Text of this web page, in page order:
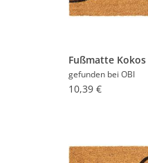
gefunden bei OBI
10,39 €